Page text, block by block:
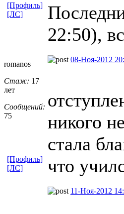
22:50),
[Профиль]
[ЛС]
romanos
Стаж: 17
лет
Сообщений:
75
08-Ноя-2012
никого
стала
что
[Профиль]
[ЛС]
11-Ноя-2012